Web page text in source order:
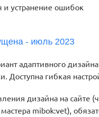
устранение ошибок
- июль 2023
адаптивного
Доступна гибкая
дизайна на сайте
mibok:vet),